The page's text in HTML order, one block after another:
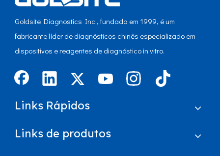
Goldsite Diagnostics Inc., fundada em 1999, é um
fabricante líder de diagnósticos chinês especializado em
dispositivos e reagentes de diagnóstico in vitro.
Links Rápidos
Links de produtos